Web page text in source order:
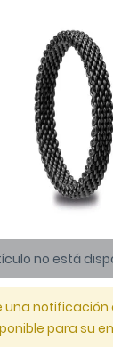
no está
una
para su